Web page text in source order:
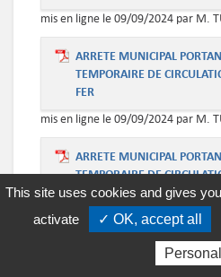
mis en ligne le 09/09/2024 par M.
ARRETE MUNICIPAL
TEMPORAIRE DE
FER
mis en ligne le 09/09/2024 par M.
ARRETE MUNICIPAL
TEMPORAIRE DE
COLLÈGE
mis en ligne le 09/09/2024 par M.
ARRETE MUNICIPAL
This site uses cookies and gives
activate
✓ OK, accept all